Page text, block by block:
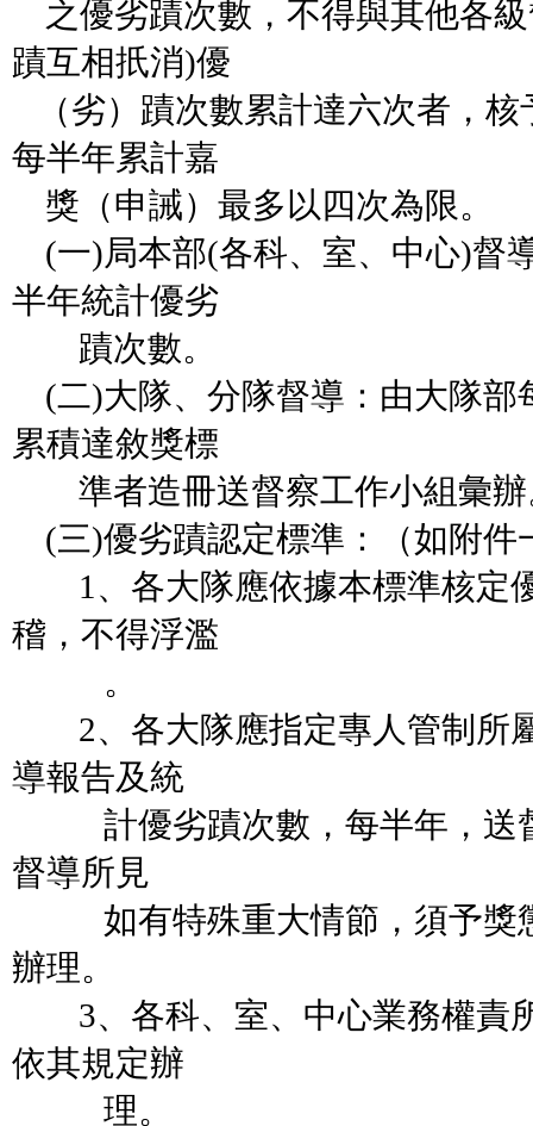
之優劣蹟次數，不得與其他各
蹟互相扺消)優
（劣）蹟次數累計達六次者，核
每半年累計嘉
獎（申誡）最多以四次為限。
(一)局本部(各科、室、中心)督
半年統計優劣
蹟次數。
(二)大隊、分隊督導：由大隊部
累積達敘獎標
準者造冊送督察工作小組彙辦
(三)優劣蹟認定標準：（如附件
1、各大隊應依據本標準核定
稽，不得浮濫
。
2、各大隊應指定專人管制所
導報告及統
計優劣蹟次數，每半年，送
督導所見
如有特殊重大情節，須予獎
辦理。
3、各科、室、中心業務權責
依其規定辦
理。